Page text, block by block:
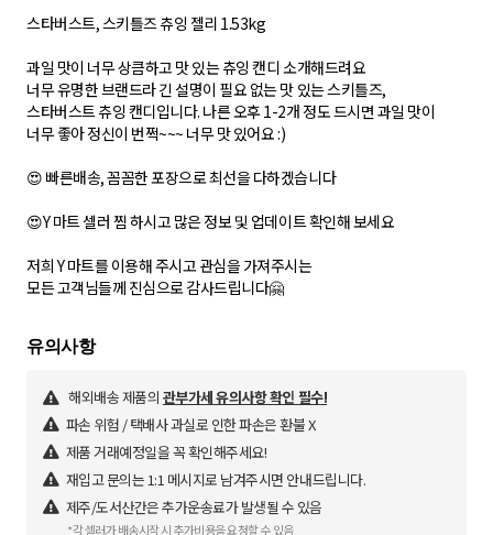
스타버스트, 스키틀즈 츄잉 젤리 1.53kg
과일 맛이 너무 상큼하고 맛 있는 츄잉 캔디 소개해드려요
너무 유명한 브랜드라 긴 설명이 필요 없는 맛 있는 스키틀즈,
스타버스트 츄잉 캔디입니다. 나른 오후 1-2개 정도 드시면 과일 맛이
너무 좋아 정신이 번쩍~~~ 너무 맛 있어요 :)
😍 빠른배송, 꼼꼼한 포장으로 최선을 다하겠습니다
😍Y 마트 셀러 찜 하시고 많은 정보 및 업데이트 확인해 보세요
저희 Y 마트를 이용해 주시고 관심을 가져주시는
모든 고객님들께 진심으로 감사드립니다🤗
유의사항
해외배송 제품의 관부가세 유의사항 확인 필수!
파손 위험 / 택배사 과실로 인한 파손은 환불 X
제품 거래예정일을 꼭 확인해주세요!
재입고 문의는 1:1 메시지로 남겨주시면 안내드립니다.
제주/도서산간은 추가운송료가 발생될 수 있음
*각 셀러가 배송시작 시 추가비용을 요청할 수 있음